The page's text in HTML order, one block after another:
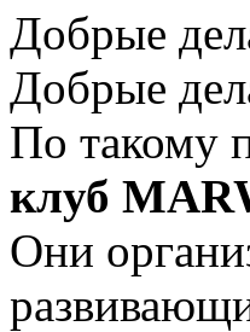
Добрые
Добрые
По такому
клуб
Они